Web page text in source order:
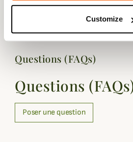
Customize
Genre Homme
Questions (FAQs)
Questions
Poser une question